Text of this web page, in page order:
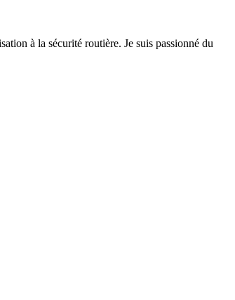
à la sécurité routière. Je suis passionné du